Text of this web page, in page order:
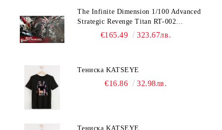
The Infinite Dimension 1/100 Advanced
Strategic Revenge Titan RT-002
Nemesis€165.49 323.67лв.
Тениска KATSEYE
€16.86 32.98лв.
Тениска KATSEYE